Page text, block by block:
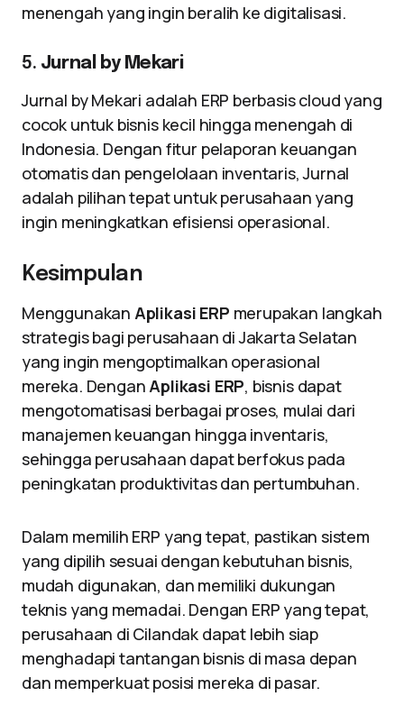
menengah yang ingin beralih ke digitalisasi.
5. Jurnal by Mekari
Jurnal by Mekari adalah ERP berbasis cloud yang
cocok untuk bisnis kecil hingga menengah di
Indonesia. Dengan fitur pelaporan keuangan
otomatis dan pengelolaan inventaris, Jurnal
adalah pilihan tepat untuk perusahaan yang
ingin meningkatkan efisiensi operasional.
Kesimpulan
Menggunakan Aplikasi ERP merupakan langkah
strategis bagi perusahaan di Jakarta Selatan
yang ingin mengoptimalkan operasional
mereka. DenganAplikasi ERP, bisnis dapat
mengotomatisasi berbagai proses, mulai dari
manajemen keuangan hingga inventaris,
sehingga perusahaan dapat berfokus pada
peningkatan produktivitas dan pertumbuhan.
Dalam memilih ERP yang tepat, pastikan sistem
yang dipilih sesuai dengan kebutuhan bisnis,
mudah digunakan, dan memiliki dukungan
teknis yang memadai. Dengan ERP yang tepat,
perusahaan di Cilandak dapat lebih siap
menghadapi tantangan bisnis di masa depan
dan memperkuat posisi mereka di pasar.